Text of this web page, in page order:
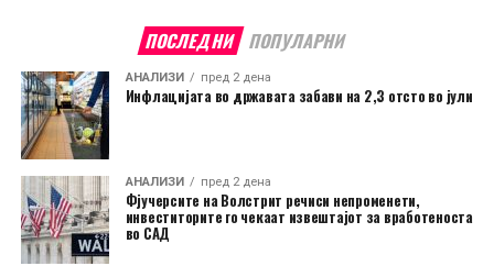
ПОСЛЕДНИ ПОПУЛАРНИ
АНАЛИЗИ пред 2 дена
Инфлацијата во државата забави на 2,3 отсто во јули
АНАЛИЗИ пред 2 дена
Фјучерсите на Волстрит речиси непроменети,
инвеститорите го чекаат извештајот за вработеноста
во САД